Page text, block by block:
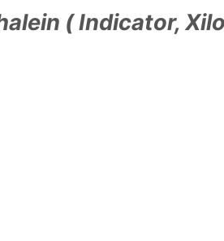
( Indicator,